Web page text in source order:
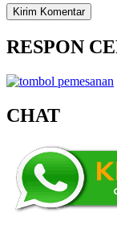
RESPON
CHAT